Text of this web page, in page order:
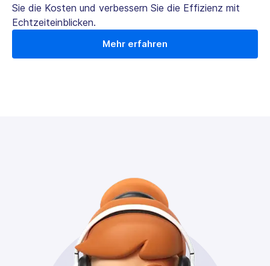
Sie die Kosten und verbessern Sie die Effizienz mit
Echtzeiteinblicken.
Mehr erfahren